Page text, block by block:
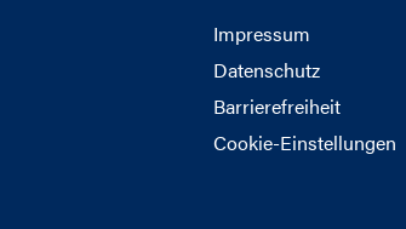
Impressum
Datenschutz
Barrierefreiheit
Cookie-Einstellungen